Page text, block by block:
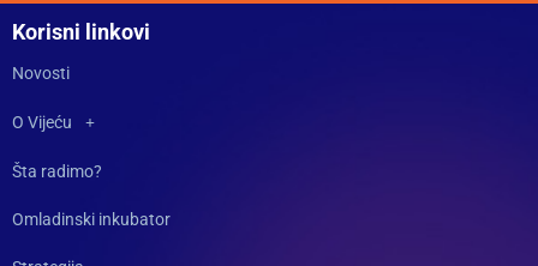
Korisni linkovi
Novosti
O Vijeću
Šta radimo?
Omladinski inkubator